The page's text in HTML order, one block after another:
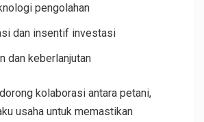
pengolahan
dan insentif investasi
dan keberlanjutan
kolaborasi antara petani,
usaha untuk memastikan